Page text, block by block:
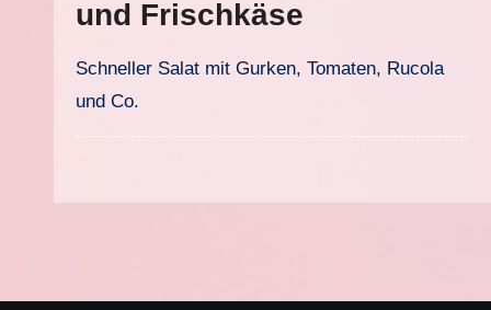
und Frischkäse
Schneller Salat mit Gurken, Tomaten, Rucola
und Co.